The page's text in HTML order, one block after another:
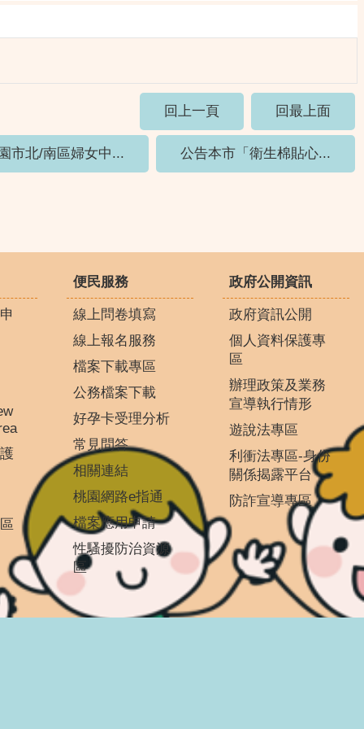
回上一頁 回最上面
市北/南區婦女中... 公告本市「衛生棉貼心...
便民服務
線上問卷填寫
線上報名服務
檔案下載專區
公務檔案下載
好孕卡受理分析
常見問答
相關連結
桃園網路e指通
檔案應用申請
性騷擾防治資源
區
政府公開資訊
政府資訊公開
個人資料保護專
區
辦理政策及業務
宣導執行情形
遊說法專區
利衝法專區-身份
關係揭露平台
防詐宣導專區